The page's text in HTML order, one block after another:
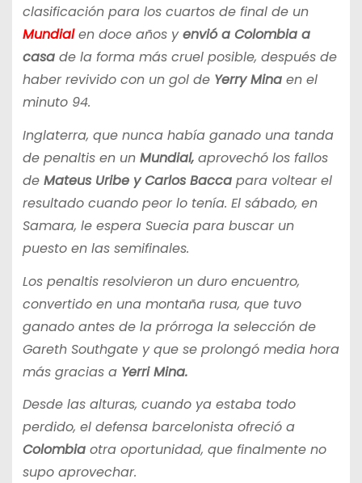
clasificación para los cuartos de final de un
Mundialen doce años yenvió a Colombia a
casade la forma más cruel posible, después de
haber revivido con un gol deYerry Minaen el
minuto 94.
Inglaterra, que nunca había ganado una tanda
de penaltis en un Mundial,aprovechó los fallos
de Mateus Uribe y Carlos Baccapara voltear el
resultado cuando peor lo tenía. El sábado, en
Samara, le espera Suecia para buscar un
puesto en las semifinales.
Los penaltis resolvieron un duro encuentro,
convertido en una montaña rusa, que tuvo
ganado antes de la prórroga la selección de
Gareth Southgate y que se prolongó media hora
más gracias aYerri Mina.
Desde las alturas, cuando ya estaba todo
perdido, el defensa barcelonista ofreció a
Colombiaotra oportunidad, que finalmente no
supo aprovechar.